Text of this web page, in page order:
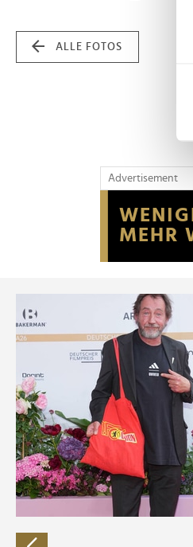
ALLE FOTOS
Advertisement